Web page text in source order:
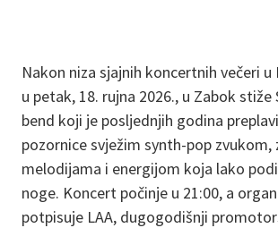
Nakon niza sjajnih koncertnih večeri
u petak, 18. rujna 2026., u Zabok
bend koji je posljednjih godina
pozornice svježim synth-pop zvukom,
melodijama i energijom koja lako
noge. Koncert počinje u 21:00, a
potpisuje LAA, dugogodišnji